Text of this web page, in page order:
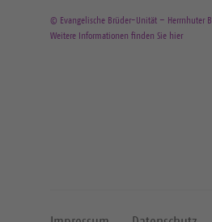
© Evangelische Brüder-Unität – Herrnhuter
Weitere Informationen finden Sie hier